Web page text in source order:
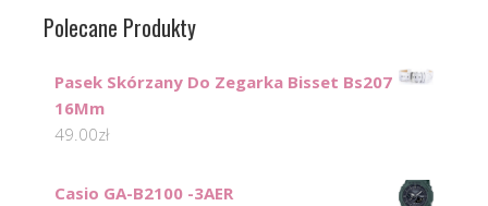
Polecane Produkty
Pasek Skórzany Do Zegarka Bisset Bs207
16Mm
49.00zł
Casio GA-B2100 -3AER